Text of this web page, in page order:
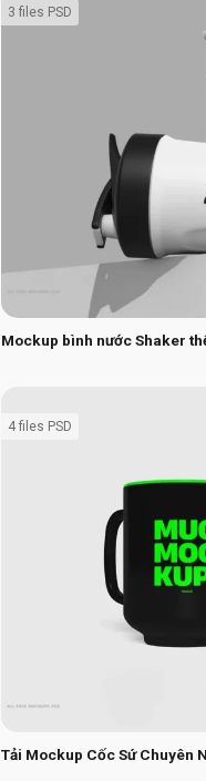
Mockup bình nước Shaker
3 files PSD
Tải Mockup Cốc Sứ Chuyên
4 files PSD